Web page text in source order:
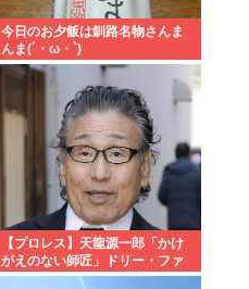
今日のお夕飯は釧路名物さんま
んま(´・ω・`)
【プロレス】天龍源一郎「かけ
がえのない師匠」ドリー・ファ
ンク・ジュニアさん追悼